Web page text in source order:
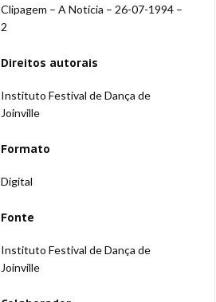
Clipagem – A Notícia – 26-07-1994 –
2
Direitos autorais
Instituto Festival de Dança de
Joinville
Formato
Digital
Fonte
Instituto Festival de Dança de
Joinville